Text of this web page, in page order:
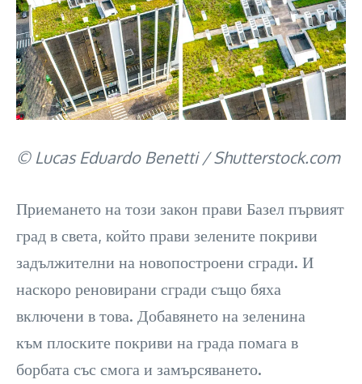
© Lucas Eduardo Benetti / Shutterstock.com
Приемането на този закон прави Базел първият
град в света, който прави зелените покриви
задължителни на новопостроени сгради. И
наскоро реновирани сгради също бяха
включени в това. Добавянето на зеленина
към плоските покриви на града помага в
борбата със смога и замърсяването.